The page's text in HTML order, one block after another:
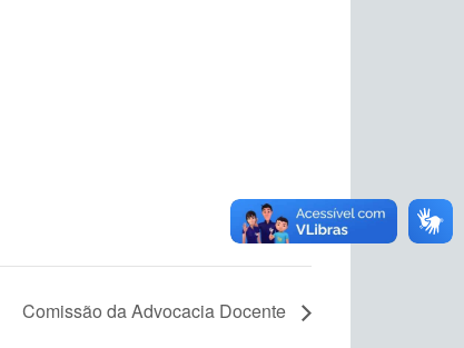
Comissão da Advocacia Docente